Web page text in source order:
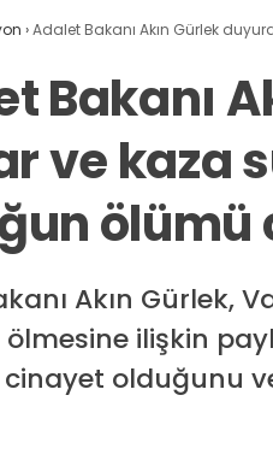
›Adalet Bakanı Akın Gürlek
Bakanı
ve kaza
ölümü
Akın Gürlek,
ilişkin
olduğunu